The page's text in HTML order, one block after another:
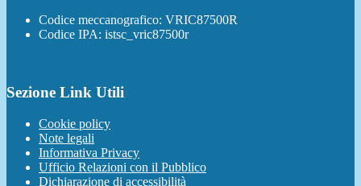
Codice meccanografico: VRIC87500R
Codice IPA: istsc_vric87500r
Sezione Link Utili
Cookie policy
Note legali
Informativa Privacy
Ufficio Relazioni con il Pubblico
Dichiarazione di accessibilità